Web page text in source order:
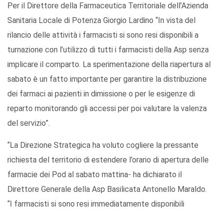
Per il Direttore della Farmaceutica Territoriale dell’Azienda
Sanitaria Locale di Potenza Giorgio Lardino “In vista del
rilancio delle attività i farmacisti si sono resi disponibili a
turnazione con l’utilizzo di tutti i farmacisti della Asp senza
implicare il comparto. La sperimentazione della riapertura al
sabato è un fatto importante per garantire la distribuzione
dei farmaci ai pazienti in dimissione o per le esigenze di
reparto monitorando gli accessi per poi valutare la valenza
del servizio”.
“La Direzione Strategica ha voluto cogliere la pressante
richiesta del territorio di estendere l’orario di apertura delle
farmacie dei Pod al sabato mattina- ha dichiarato il
Direttore Generale della Asp Basilicata Antonello Maraldo.
“I farmacisti si sono resi immediatamente disponibili